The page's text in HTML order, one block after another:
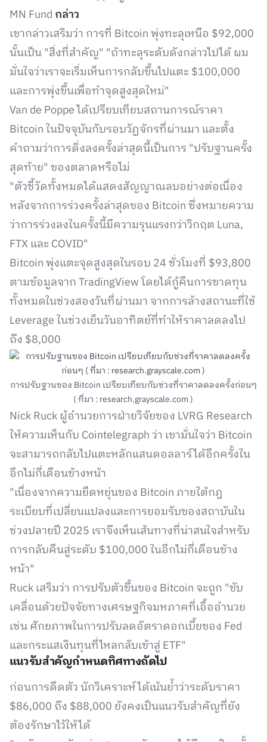
MN Fund กล่าว
เขากล่าวเสริมว่า การที่ Bitcoin พุ่งทะลุเหนือ $92,000
นั้นเป็น "สิ่งที่สำคัญ" "ถ้าทะลุระดับดังกล่าวไปได้ ผม
มั่นใจว่าเราจะเริ่มเห็นการกลับขึ้นไปแตะ $100,000
และการพุ่งขึ้นเพื่อทำจุดสูงสุดใหม่"
Van de Poppe ได้เปรียบเทียบสถานการณ์ราคา
Bitcoin ในปัจจุบันกับรอบวัฏจักรที่ผ่านมา และตั้ง
คำถามว่าการดิ่งลงครั้งล่าสุดนี้เป็นการ "ปรับฐานครั้ง
สุดท้าย" ของตลาดหรือไม่
"ตัวชี้วัดทั้งหมดได้แสดงสัญญาณลบอย่างต่อเนื่อง
หลังจากการร่วงครั้งล่าสุดของ Bitcoin ซึ่งหมายความ
ว่าการร่วงลงในครั้งนี้มีความรุนแรงกว่าวิกฤต Luna,
FTX และ COVID"
Bitcoin พุ่งแตะจุดสูงสุดในรอบ 24 ชั่วโมงที่ $93,800
ตามข้อมูลจาก TradingView โดยได้กู้คืนการขาดทุน
ทั้งหมดในช่วงสองวันที่ผ่านมา จากการล้างสถานะที่ใช้
Leverage ในช่วงเย็นวันอาทิตย์ที่ทำให้ราคาลดลงไป
ถึง $8,000
การปรับฐานของ Bitcoin เปรียบเทียบกับช่วงที่ราคาลดลงครั้งก่อนๆ
( ที่มา : research.grayscale.com )
Nick Ruck ผู้อำนวยการฝ่ายวิจัยของ LVRG Research
ให้ความเห็นกับ Cointelegraph ว่า เขามั่นใจว่า Bitcoin
จะสามารถกลับไปแตะหลักแสนดอลลาร์ได้อีกครั้งใน
อีกไม่กี่เดือนข้างหน้า
"เนื่องจากความยืดหยุ่นของ Bitcoin ภายใต้กฎ
ระเบียบที่เปลี่ยนแปลงและการยอมรับของสถาบันใน
ช่วงปลายปี 2025 เราจึงเห็นเส้นทางที่น่าสนใจสำหรับ
การกลับคืนสู่ระดับ $100,000 ในอีกไม่กี่เดือนข้าง
หน้า"
Ruck เสริมว่า การปรับตัวขึ้นของ Bitcoin จะถูก "ขับ
เคลื่อนด้วยปัจจัยทางเศรษฐกิจมหภาคที่เอื้ออำนวย
เช่น ศักยภาพในการปรับลดอัตราดอกเบี้ยของ Fed
และกระแสเงินทุนที่ไหลกลับเข้าสู่ ETF"
แนวรับสำคัญกำหนดทิศทางถัดไป
ก่อนการดีดตัว นักวิเคราะห์ได้เน้นย้ำว่าระดับราคา
$86,000 ถึง $88,000 ยังคงเป็นแนวรับสำคัญที่ยัง
ต้องรักษาไว้ให้ได้